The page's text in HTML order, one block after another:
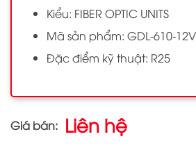
Kiểu: FIBER OPTIC UNITS
Mã sản phẩm: GDL-610-
Đặc điểm kỹ thuật: R25
Giá bán: Liên hệ